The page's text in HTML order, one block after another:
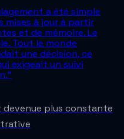
a été simple
mises à jour à partir
et de mémoire. Le
Tout le monde
une décision, ce
exigeait un suivi
”
devenue plus constante